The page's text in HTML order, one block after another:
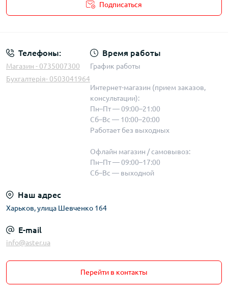
Подписаться
Телефоны:
Магазин - 0735007300
Бухгалтерія- 0503041964
Время работы
График работы
Интернет-магазин (прием заказов,
консультации):
Пн–Пт — 09:00–21:00
Сб–Вс — 10:00–20:00
Работает без выходных
Офлайн магазин / самовывоз:
Пн–Пт — 09:00–17:00
Сб–Вс — выходной
Наш адрес
Харьков, улица Шевченко 164
E-mail
info@aster.ua
Перейти в контакты